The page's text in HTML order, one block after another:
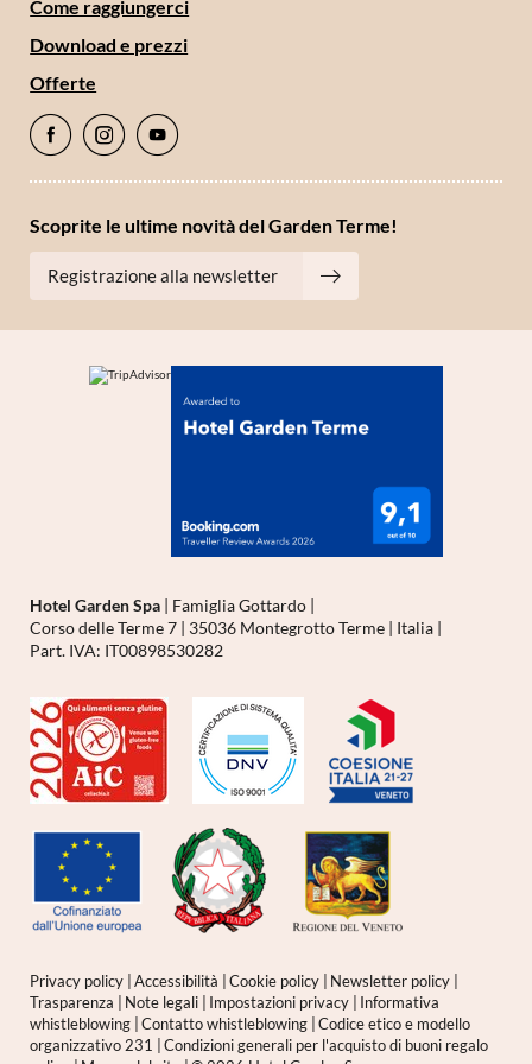
Come raggiungerci
Download e prezzi
Offerte
Scoprite le ultime novità del Garden Terme!
Registrazione alla newsletter
Hotel Garden Spa | Famiglia Gottardo |
Corso delle Terme 7 | 35036 Montegrotto Terme | Italia |
Part. IVA: IT00898530282
Privacy policy Accessibilità Cookie policy Newsletter policy
Trasparenza
Note legali Impostazioni privacy
Informativa
whistleblowing Contatto whistleblowing Codice etico e modello
organizzativo 231
Condizioni generali per l'acquisto di buoni regalo
*campi obbligatori